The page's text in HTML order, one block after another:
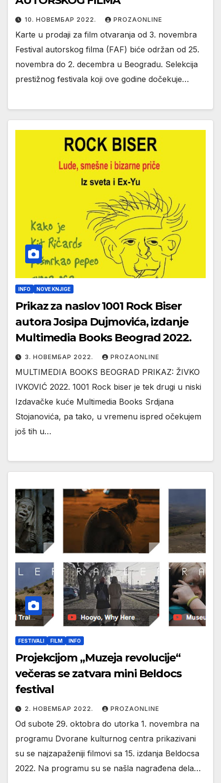
10. НОВЕМБАР 2022. PROZAONLINE
Karte u prodaji za film otvaranja od 3. novembra
Festival autorskog filma (FAF) biće održan od 25.
novembra do 2. decembra u Beogradu. Selekcija
prestižnog festivala koji ove godine dočekuje…
INFO NOVE KNJIGE
Prikaz za naslov 1001 Rock Biser
autora Josipa Dujmovića, izdanje
Multimedia Books Beograd 2022.
3. НОВЕМБАР 2022. PROZAONLINE
MULTIMEDIA BOOKS BEOGRAD PRIKAZ: ŽIVKO
IVKOVIĆ 2022. 1001 Rock biser je tek drugi u niski
Izdavačke kuće Multimedia Books Srdjana
Stojanovića, pa tako, u vremenu ispred očekujem
još tih u…
FESTIVALI FILM INFO
Projekcijom „Muzeja revolucije“
večeras se zatvara mini Beldocs
festival
2. НОВЕМБАР 2022. PROZAONLINE
Od subote 29. oktobra do utorka 1. novembra na
programu Dvorane kulturnog centra prikazivani
su se najzapaženiji filmovi sa 15. izdanja Beldocsa
2022. Na programu su se našla nagrađena dela…